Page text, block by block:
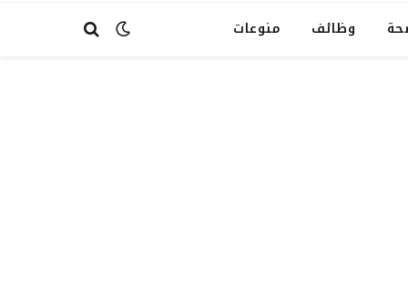
وظائف منوعات